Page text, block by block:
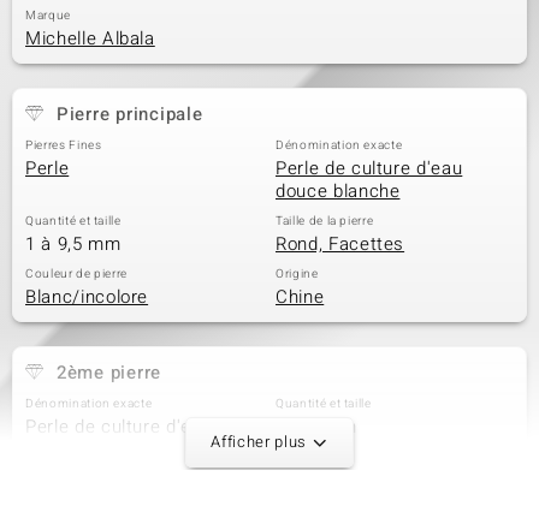
Marque
Michelle Albala
Pierre principale
Pierres Fines
Perle
Dénomination exacte
Perle de culture d'eau
douce blanche
Quantité et taille
1 à 9,5 mm
Taille de la pierre
Rond, Facettes
Couleur de pierre
Blanc/incolore
Origine
Chine
2ème pierre
Dénomination exacte
Perle de culture d'eau
Quantité et taille
1 à 6 mm
Afficher plus